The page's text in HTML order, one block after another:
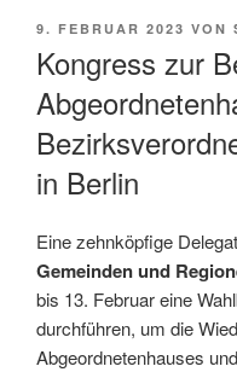
VERÖFFENTLICHT
9. FEBRUAR 2023 VON
Kongress zur
in Berlin
Eine zehnköpfige
Gemeinden und
bis 13. Februar eine
durchführen, um die
Abgeordnetenhauses